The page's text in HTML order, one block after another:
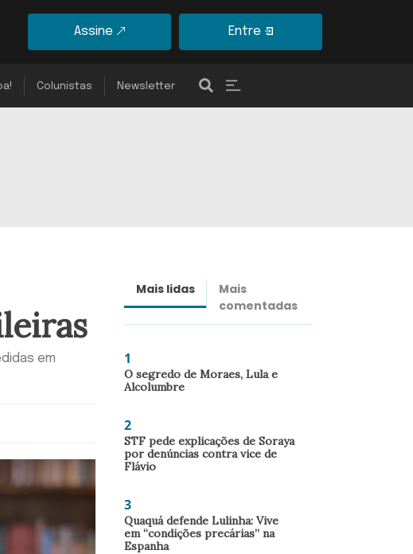
Assine Entre
Colunistas Newsletter
em
Mais lidas
Mais
comentadas
1
O segredo de Moraes, Lula e
Alcolumbre
2
STF pede explicações de Soraya
por denúncias contra vice de
Flávio
3
Quaquá defende Lulinha: Vive
em “condições precárias” na
Espanha